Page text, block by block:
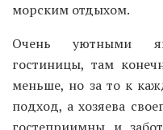
морским отдыхом.
Очень уютными
гостиницы, там
меньше, но за то к
подход, а хозяева